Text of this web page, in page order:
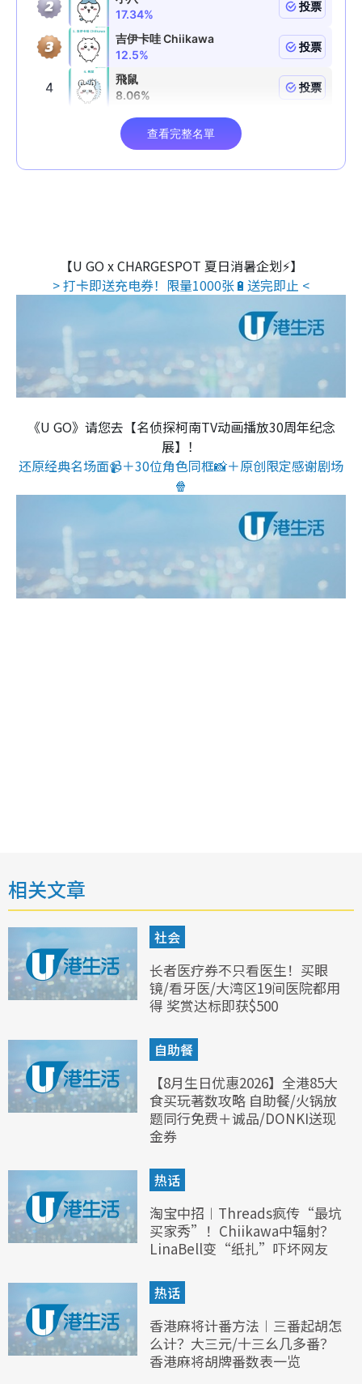
【U GO x CHARGESPOT 夏日消暑企划⚡】
> 打卡即送充电券！限量1000张🔋送完即止 <
《U GO》请您去【名侦探柯南TV动画播放30周年纪念
展】！
还原经典名场面📹＋30位角色同框📸＋原创限定感谢剧场
🍿
相关文章
社会
长者医疗券不只看医生！买眼
镜/看牙医/大湾区19间医院都用
得 奖赏达标即获$500
自助餐
【8月生日优惠2026】全港85大
食买玩著数攻略 自助餐/火锅放
题同行免费＋诚品/DONKI送现
金券
热话
淘宝中招︱Threads疯传“最坑
买家秀”！Chiikawa中辐射？
LinaBell变“纸扎”吓坏网友
热话
香港麻将计番方法︱三番起胡怎
么计？大三元/十三幺几多番？
香港麻将胡牌番数表一览